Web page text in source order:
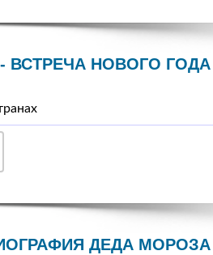
ВСТРЕЧА НОВОГО ГОДА
ДЕДА МОРОЗА